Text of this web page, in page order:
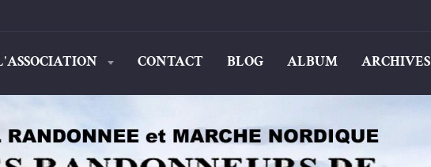
CONTACT BLOG ALBUM ARCHIVES